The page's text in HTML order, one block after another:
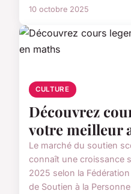
10 octobre 2025
CULTURE
Découvrez
votre meilleur
Le marché du soutien
connaît une croissance
2025 selon la
de Soutien à la